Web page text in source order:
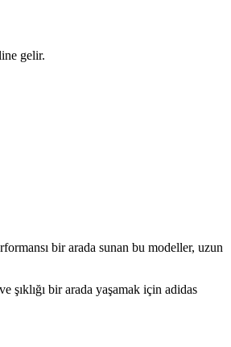
gelir.
bir arada sunan bu modeller, uzun
şıklığı bir arada yaşamak için adidas